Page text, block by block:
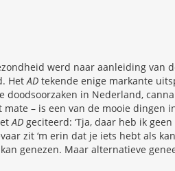
werd naar aanleiding van
HetAD tekende enige markante
in Nederland,
– is een van de mooie dingen
AD geciteerd: ‘Tja, daar heb ik
zit ‘m erin dat je iets hebt als
genezen. Maar alternatieve